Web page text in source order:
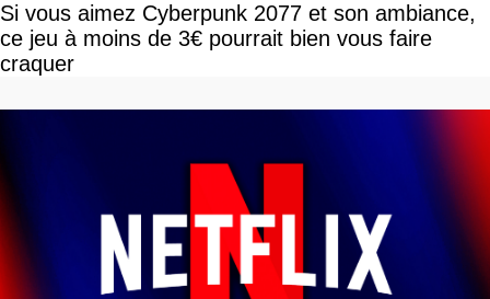
Si vous aimez Cyberpunk 2077 et son ambiance,
ce jeu à moins de 3€ pourrait bien vous faire
craquer